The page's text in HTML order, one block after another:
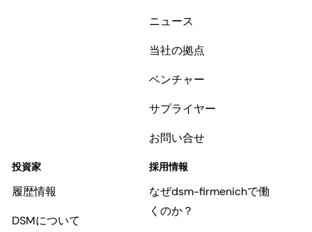
ニュース
当社の拠点
ベンチャー
サプライヤー
お問い合せ
投資家
履歴情報
DSMについて
採用情報
なぜdsm-firmenichで働
くのか？